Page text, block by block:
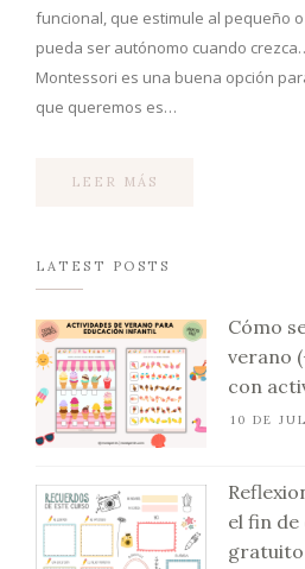
funcional, que estimule al pequeño
pueda ser autónomo cuando
Montessori es una buena opción
que queremos es…
LEER MÁS
LATEST POSTS
Cómo
verano
con
10 DE
el fin
gratuito